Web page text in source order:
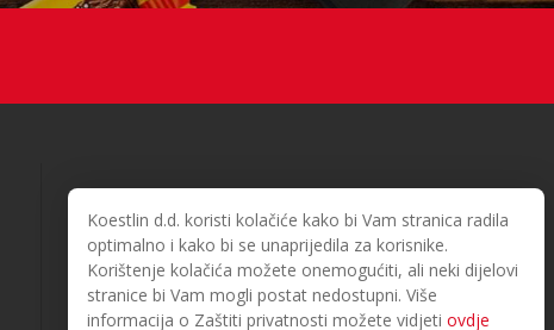
Koestlin d.d. koristi kolačiće kako bi Vam stranica radila
optimalno i kako bi se unaprijedila za korisnike.
Korištenje kolačića možete onemogućiti, ali neki dijelovi
stranice bi Vam mogli postat nedostupni. Više
informacija o Zaštiti privatnosti možete vidjeti ovdje
© 2026. Koestlin. Sva prava pridržana.
Designed and developed by